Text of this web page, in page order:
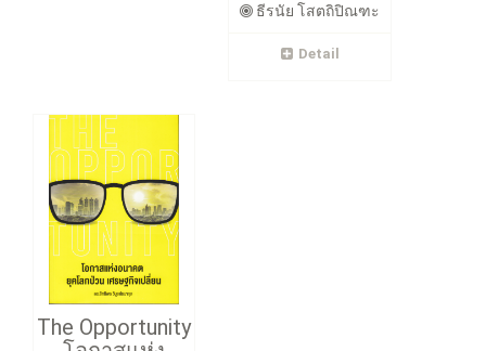
ธีรนัย โสตถิปิณฑะ
Detail
The Opportunity